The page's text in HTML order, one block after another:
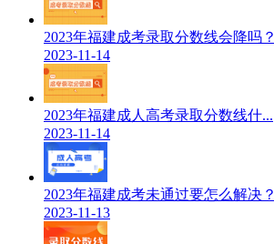
2023年福建成考录取分数线会降吗？
2023-11-14
2023年福建成人高考录取分数线什...
2023-11-14
2023年福建成考未通过要怎么解决？
2023-11-13